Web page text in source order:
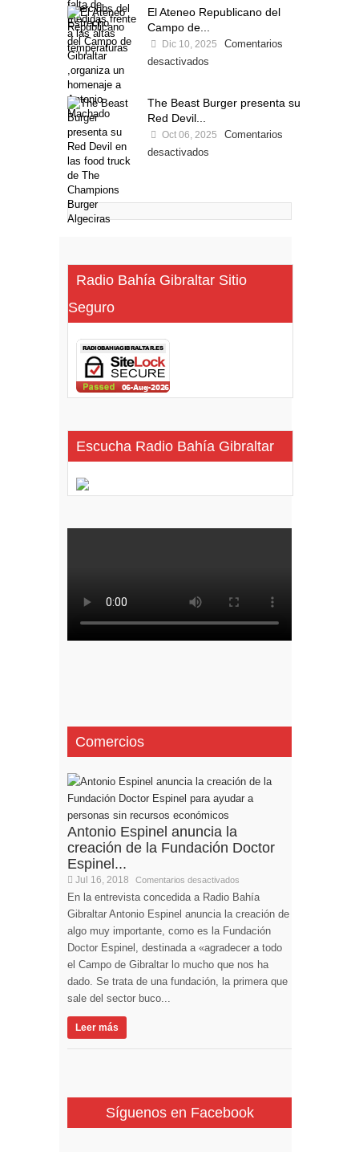
El Ateneo Republicano del
Campo de...
Dic 10, 2025
Comentarios
desactivados
The Beast Burger presenta su
Red Devil...
Oct 06, 2025
Comentarios
desactivados
Radio Bahía Gibraltar Sitio
Seguro
Escucha Radio Bahía Gibraltar
Comercios
Antonio Espinel anuncia la
creación de la Fundación Doctor
Espinel...
Jul 16, 2018 Comentarios desactivados
En la entrevista concedida a Radio Bahía
Gibraltar Antonio Espinel anuncia la creación de
algo muy importante, como es la Fundación
Doctor Espinel, destinada a «agradecer a todo
el Campo de Gibraltar lo mucho que nos ha
dado. Se trata de una fundación, la primera que
sale del sector buco...
Leer más
Síguenos en Facebook